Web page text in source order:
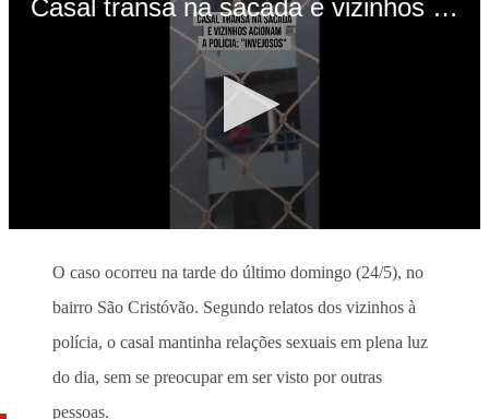
O caso ocorreu na tarde do último domingo (24/5), no
bairro São Cristóvão. Segundo relatos dos vizinhos à
polícia, o casal mantinha relações sexuais em plena luz
do dia, sem se preocupar em ser visto por outras
pessoas.